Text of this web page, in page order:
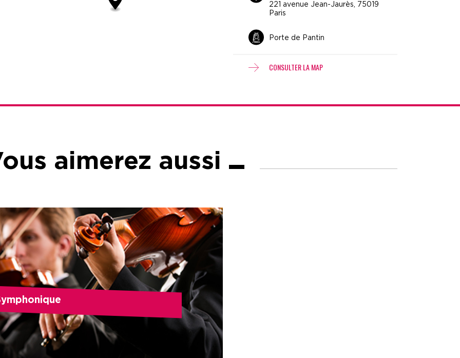
221 avenue Jean-Jaurès, 75019
Paris
Porte de Pantin
CONSULTER LA MAP
aimerez aussi